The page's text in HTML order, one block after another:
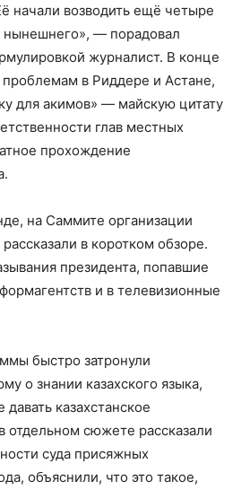
начали возводить ещё четыре
нынешнего», — порадовал
журналист. В конце
в Риддере и Астане,
для акимов» — майскую цитату
глав местных
прохождение
на Саммите организации
в коротком обзоре.
президента, попавшие
и в телевизионные
быстро затронули
о знании казахского языка,
казахстанское
отдельном сюжете рассказали
суда присяжных
объяснили, что это такое,